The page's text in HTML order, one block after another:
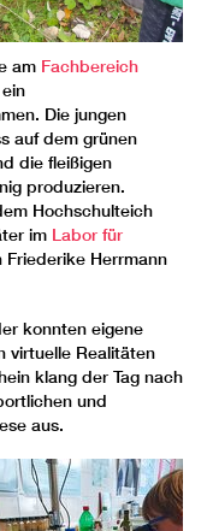
am Fachbereich
Die jungen
auf dem grünen
die fleißigen
produzieren.
Hochschulteich
im Labor für
Herrmann
konnten eigene
virtuelle Realitäten
klang der Tag nach
und
aus.